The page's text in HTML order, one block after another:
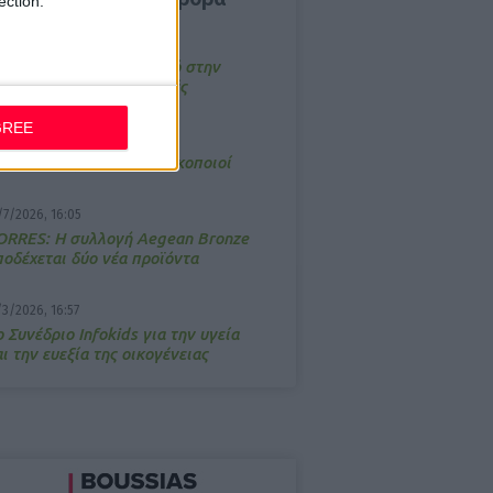
Αποτελεσματικό στην
από τις εμβοές
θρανία ξανά οι φαρμακοποιοί
2026, 16:05
Η συλλογή Aegean Bronze
δύο νέα προϊόντα
2026, 16:57
Συνέδριο Infokids για την υγεία
την ευεξία της οικογένειας